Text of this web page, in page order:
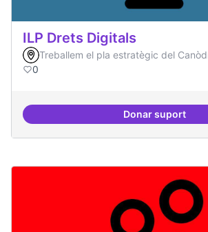
ILP Drets Digitals
Treballem el pla estratègic del
0
Donar suport
ILP Drets